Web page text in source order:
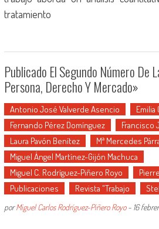
tratamiento
Publicado El Segundo Número De
Persona, Derecho Y Mercado»
Antonio José Valverde Asencio
Fernando Pérez Domínguez
Francisco
Laura Pavón Benítez
Mª Mercedes
Miguel Ángel Martínez-Gijón Machuca
Miguel C. Rodríguez-Piñero Royo
Publicaciones
Revista "Trabajo
porMiguel Carlos Rodríguez-Piñero Royo- 16